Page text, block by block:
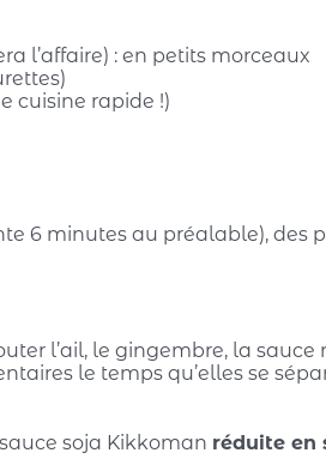
l’affaire) : en petits morceaux
cuisine rapide !)
6 minutes au préalable), des
l’ail, le gingembre, la sauce
le temps qu’elles se
soja Kikkoman réduite en